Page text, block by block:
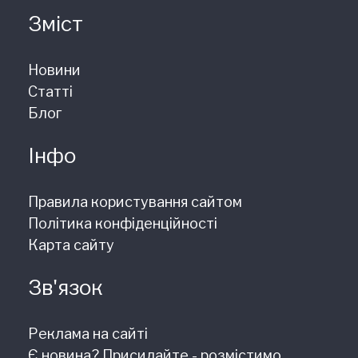
Зміст
Новини
Статті
Блог
Інфо
Правила користування сайтом
Політика конфіденційності
Карта сайту
Зв'язок
Реклама на сайті